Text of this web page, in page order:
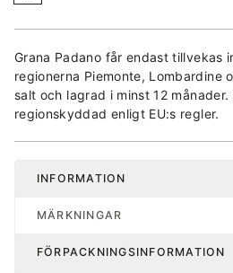
Grana Padano får endast tillvekas
regionerna Piemonte, Lombardine
salt och lagrad i minst 12 månader.
regionskyddad enligt EU:s regler.
INFORMATION
MÄRKNINGAR
FÖRPACKNINGSINFORMATION